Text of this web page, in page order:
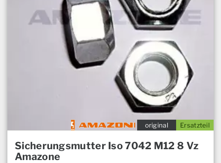
Ersatzteil
original
Sicherungsmutter Iso 7042 M12 8 Vz
Amazone